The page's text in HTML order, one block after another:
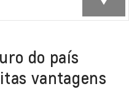
do país
vantagens